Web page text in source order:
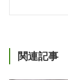
関連記事